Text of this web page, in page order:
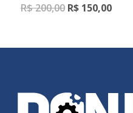
R$200,00 R$ 150,00